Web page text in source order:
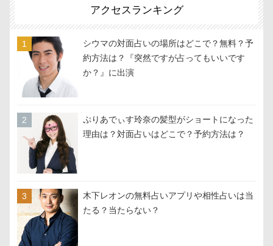
アクセスランキング
シウマの対面占いの場所はどこで？無料？予
約方法は？『突然ですが占ってもいいです
か？』に出演
ぷりあでぃす玲奈の髪型がショートになった
理由は？対面占いはどこで？予約方法は？
木下レオンの無料占いアプリや相性占いは当
たる？当たらない？